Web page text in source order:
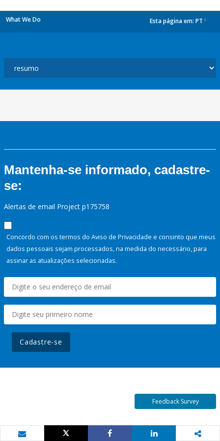
What We Do Esta página em: PT
Mantenha-se informado, cadastre-
se:
Alertas de email Project p175758
Concordo com os termos do Aviso de Privacidade e consinto que meus
dados pessoais sejam processados, na medida do necessário, para
assinar as atualizações selecionadas.
Cadastre-se
Feedback Survey